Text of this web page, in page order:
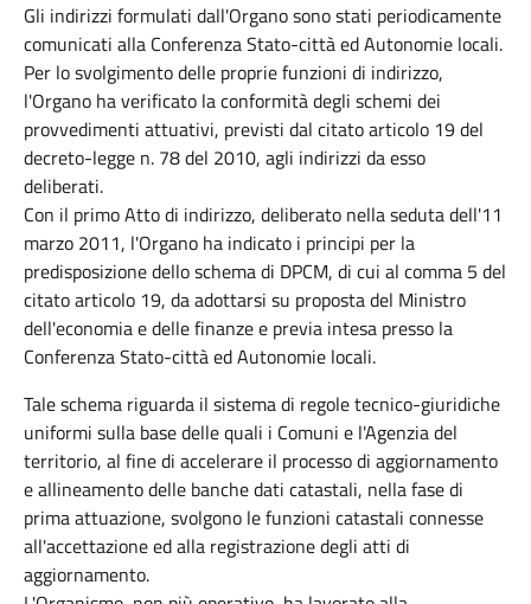
Gli indirizzi formulati dall'Organo sono stati periodicamente
comunicati alla Conferenza Stato-città ed Autonomie locali.
Per lo svolgimento delle proprie funzioni di indirizzo,
l'Organo ha verificato la conformità degli schemi dei
provvedimenti attuativi, previsti dal citato articolo 19 del
decreto-legge n. 78 del 2010, agli indirizzi da esso
deliberati.
Con il primo Atto di indirizzo, deliberato nella seduta dell'11
marzo 2011, l'Organo ha indicato i principi per la
predisposizione dello schema di DPCM, di cui al comma 5 del
citato articolo 19, da adottarsi su proposta del Ministro
dell'economia e delle finanze e previa intesa presso la
Conferenza Stato-città ed Autonomie locali.
Tale schema riguarda il sistema di regole tecnico-giuridiche
uniformi sulla base delle quali i Comuni e l'Agenzia del
territorio, al fine di accelerare il processo di aggiornamento
e allineamento delle banche dati catastali, nella fase di
prima attuazione, svolgono le funzioni catastali connesse
all'accettazione ed alla registrazione degli atti di
aggiornamento.